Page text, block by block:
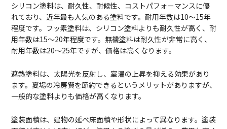
シリコン塗料は、耐久性、耐候性、コストパフォーマンスに優
れており、近年最も人気のある塗料です。耐用年数は10～15年
程度です。フッ素塗料は、シリコン塗料よりも耐久性が高く、耐
用年数は15～20年程度です。無機塗料は耐久性が非常に高く、
耐用年数は20～25年ですが、価格は高くなります。
遮熱塗料は、太陽光を反射し、室温の上昇を抑える効果があり
ます。夏場の冷房費を節約できるというメリットがありますが、
一般的な塗料よりも価格が高くなります。
塗装面積は、建物の延べ床面積や形状によって異なります。塗装